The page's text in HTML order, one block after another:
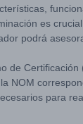
es
podrá
de
NOM
para